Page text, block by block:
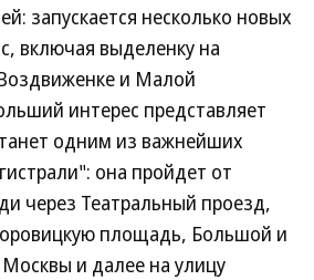
запускается несколько новых
включая выделенку на
и Малой
интерес представляет
одним из важнейших
она пройдет от
через Театральный проезд,
площадь, Большой и
и далее на улицу